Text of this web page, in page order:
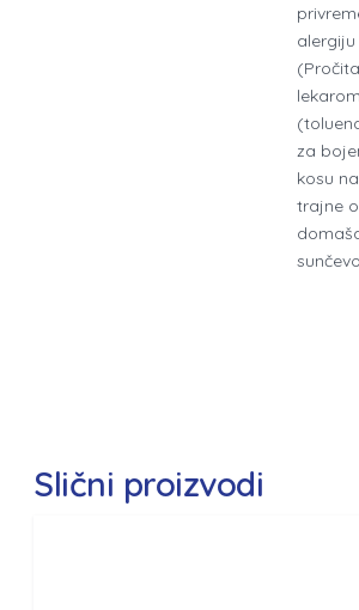
za
kosu
trajne
Slični proizvodi